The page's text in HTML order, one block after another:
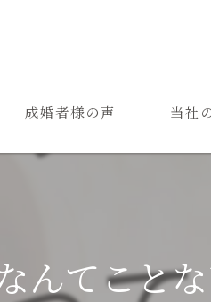
成婚者様の声 当社
成婚
んてこと